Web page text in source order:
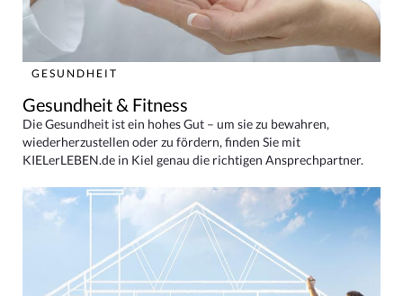
GESUNDHEIT
Gesundheit & Fitness
Die Gesundheit ist ein hohes Gut – um sie zu bewahren,
wiederherzustellen oder zu fördern, finden Sie mit
KIELerLEBEN.de in Kiel genau die richtigen Ansprechpartner.